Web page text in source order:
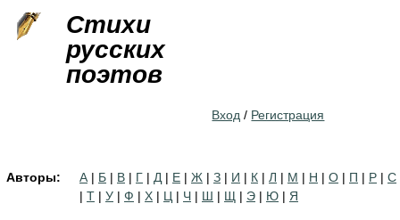
Стихи
русских
поэтов
Вход / Регистрация
Авторы: А | Б | В | Г | Д | Е | Ж | З | И | К | Л | М | Н | О | П | Р | С
| Т | У | Ф | Х | Ц | Ч | Ш | Щ | Э | Ю | Я